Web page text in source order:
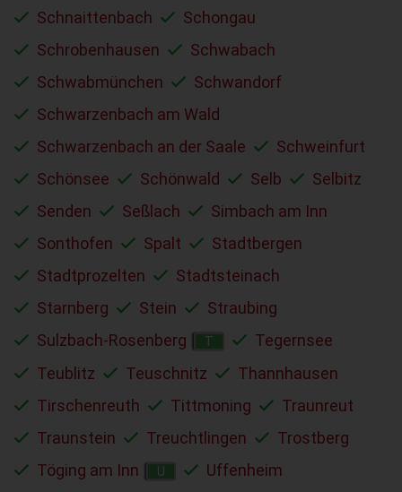
Schnaittenbach
Schongau
Schrobenhausen
Schwabach
Schwabmünchen
Schwandorf
Schwarzenbach am Wald
Schwarzenbach an der Saale
Schweinfurt
Schönsee
Schönwald Selb
Selbitz
Senden
Seßlach
Simbach am Inn
Sonthofen
Spalt
Stadtbergen
Stadtprozelten
Stadtsteinach
Starnberg
Stein
Straubing
Sulzbach-Rosenberg
T
Tegernsee
Teublitz
Teuschnitz
Thannhausen
Tirschenreuth
Tittmoning
Traunreut
Traunstein
Treuchtlingen
Trostberg
Töging am Inn
U
Uffenheim